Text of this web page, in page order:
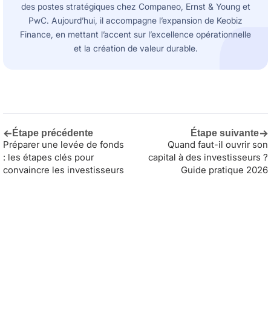
des postes stratégiques chez Companeo, Ernst & Young et
PwC. Aujourd’hui, il accompagne l’expansion de Keobiz
Finance, en mettant l’accent sur l’excellence opérationnelle
et la création de valeur durable.
← Étape précédente
Préparer une levée de fonds
: les étapes clés pour
convaincre les investisseurs
Étape suivante→
Quand faut-il ouvrir son
capital à des investisseurs ?
Guide pratique 2026